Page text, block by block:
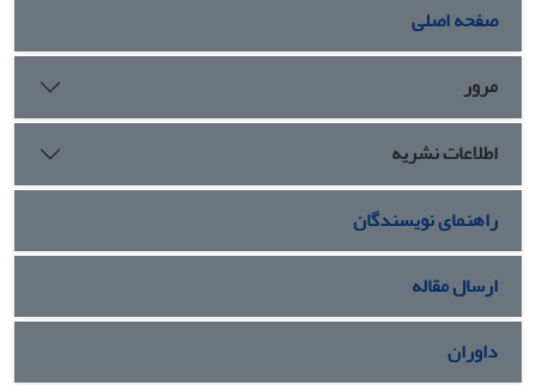
صفحه اصلی
مرور
اطلاعات نشریه
راهنمای نویسندگان
ارسال مقاله
داوران